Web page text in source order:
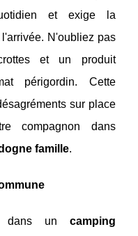
et exige la
N'oubliez pas
et un produit
périgordin. Cette
sur place
compagnon dans
famille.
dans un camping